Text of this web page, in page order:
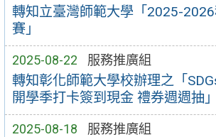
轉知立臺灣師範大學「2025-
賽」
2025-08-22 服務推廣組
轉知彰化師範大學校辦理之「
開學季打卡簽到現金 禮券週週抽
2025-08-18 服務推廣組